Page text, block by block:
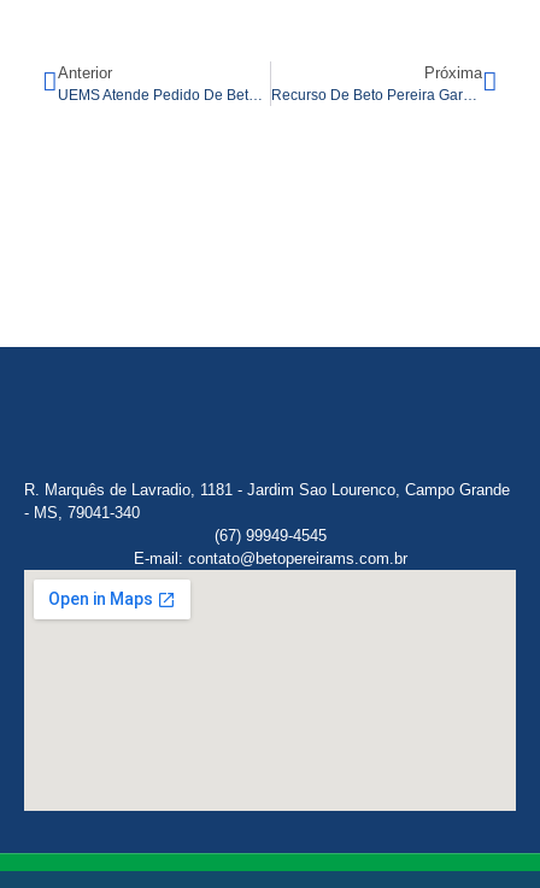
Anterior
UEMS Atende Pedido De Beto Pereira E Instala Curso De Direito Nas Moreninhas
Próxima
Recurso De Beto Pereira Garante Obra De Praça Esportiva No Aero Rancho
R. Marquês de Lavradio, 1181 - Jardim Sao Lourenco, Campo Grande
- MS, 79041-340
(67) 99949-4545
E-mail: contato@betopereirams.com.br